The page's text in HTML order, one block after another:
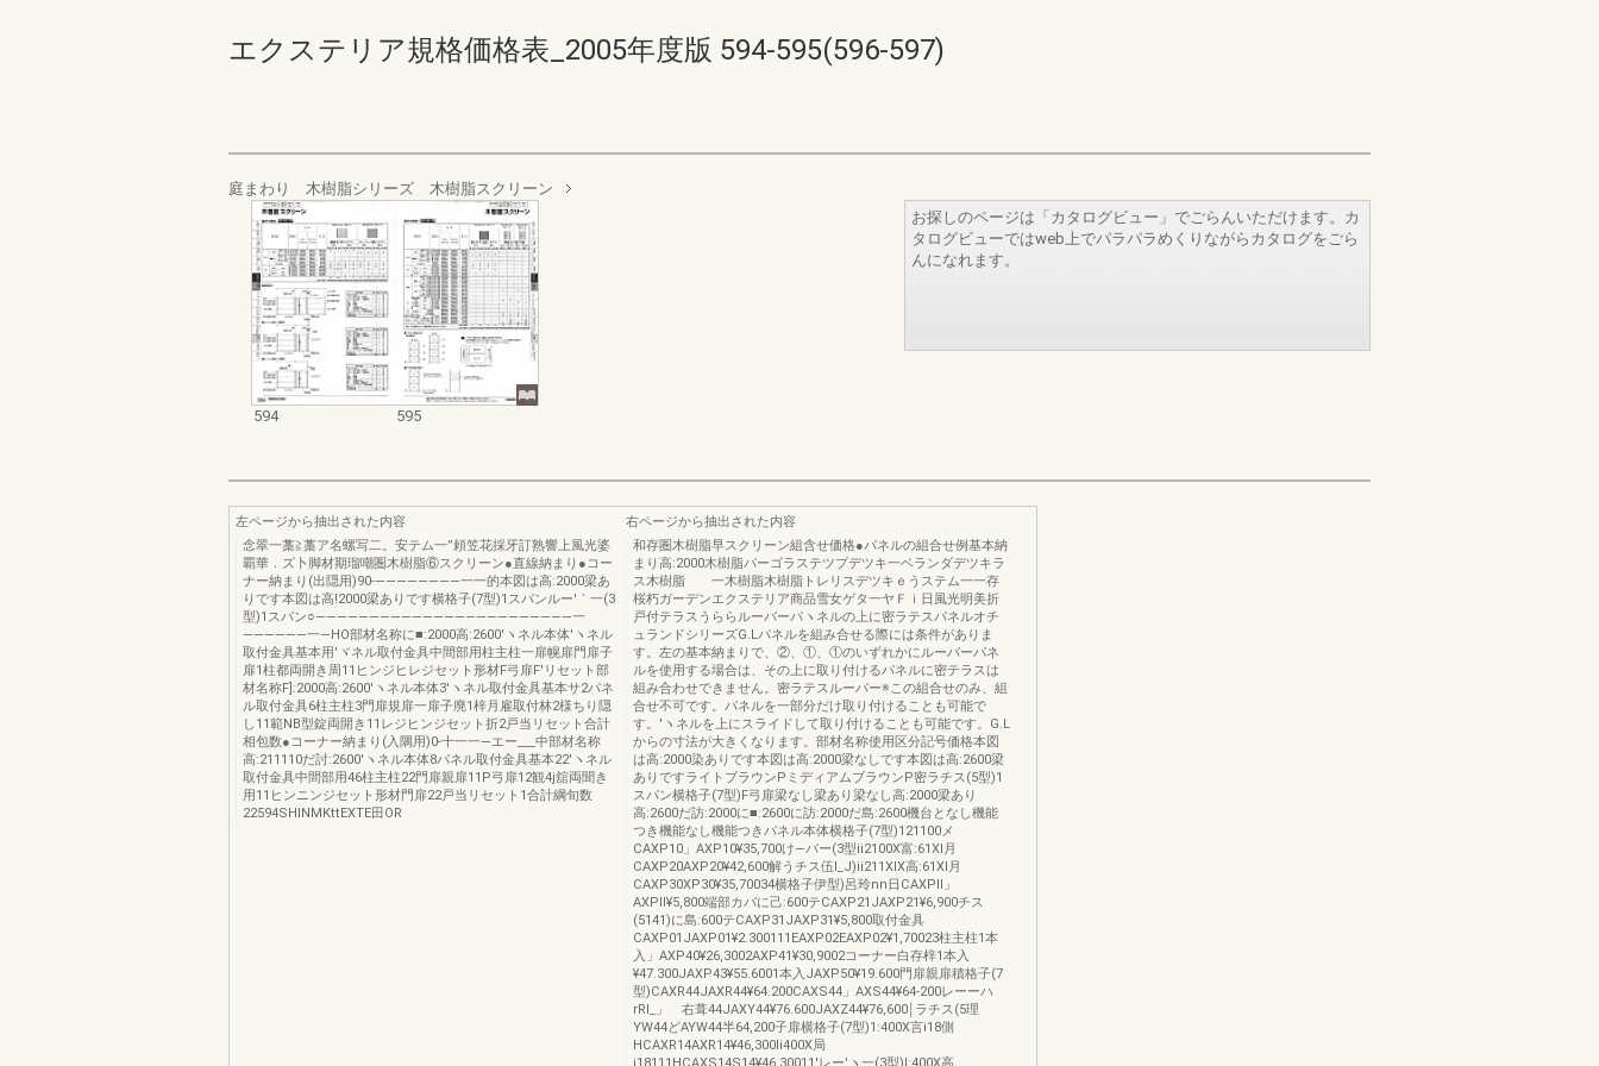
エクステリア規格価格表_2005年度版 594-595(596-597)
庭まわり 木樹脂シリーズ 木樹脂スクリーン
594 595
お探しのページは「カタログビュー」でごらんいただけます。カ
タログビューではweb上でパラパラめくりながらカタログをごら
んになれます。
左ページから抽出された内容
念翠一藁≧藁ア名螺写二。安テム一”頼笠花採牙訂熟響上風光婆
覇華．ズ卜脚材期瑠嘲圏木樹脂⑥スクリーン●直線納まり●コー
ナー納まり(出隠用)90-――――――――一一的本図は高:2000梁あ
りです本図は高!2000梁ありです横格子(7型)1スパンルー′｀一(3
型)1スパン○――――――――――――――――――――――――一
――――――一―HO部材名称に■:2000高:2600′ヽネル本体′ヽネル
取付金具基本用′ヾネル取付金具中間部用柱主柱一扉幌扉門扉子
扉1柱都両開き周11ヒンジヒレジセット形材F弓扉F'リセット部
材名称F]:2000高:2600′ヽネル本体3′ヽネル取付金具基本サ2パネ
ル取付金具6柱主柱3門扉規扉一扉子廃1梓月雇取付林2様ちり隠
し11範NB型錠両開き11レジヒンジセット折2戸当リセット合計
相包数●コーナー納まり(入隅用)0-十一一―エー___中部材名称
高:211110だ討:2600′ヽネル本体8パネル取付金具基本22′ヽネル
取付金具中間部用46柱主柱22門扉親扉11P弓扉12観4j舘両聞き
用11ヒンニンジセット形材門扉22戸当リセット1合計綱旬数
22594SHINMKttEXTE田OR
右ページから抽出された内容
和存圏木樹脂早スクリーン組含せ価格●パネルの組合せ例基本納
まり高:2000木樹脂パーゴラステツプデツキ一ベランダデツキラ
ス木樹脂 一木樹脂木樹脂トレリスデツキｅうステム一一存
桜朽ガーデンエクステリア商品雪女ゲタ一ヤＦｉ日風光明美折
戸付テラスうららルーバーパヽネルの上に密ラテスパネルオチ
ュランドシリーズG.Lパネルを組み合せる際には条件がありま
す。左の基本納まりで、②、①、①のいずれかにルーバーパネ
ルを使用する場合は、その上に取り付けるパネルに密テラスは
組み合わせできません。密ラテスルーパー※この組合せのみ、組
合せ不可です。パネルを一部分だけ取り付けることも可能で
す。′ヽネルを上にスライドして取り付けることも可能です。G.L
からの寸法が大きくなります。部材名称使用区分記号価格本図
は高:2000染ありです本図は高:2000梁なしです本図は高:2600梁
ありですライトブラウンPミディアムブラウンP密ラチス(5型)1
スパン横格子(7型)F弓扉梁なし梁あり梁なし高:2000梁あり
高:2600だ訪:2000に■:2600に訪:2000だ島:2600機台となし機能
つき機能なし機能つきパネル本体横格子(7型)121100メ
CAXP10」AXP10¥35,700け―バー(3型ii2100X富:61Xl月
CAXP20AXP20¥42,600解うチス伍I_J)ii211XIX高:61Xl月
CAXP30XP30¥35,70034横格子伊型)呂玲nn日CAXPll」
AXPll¥5,800端部カバに己:600テCAXP21JAXP21¥6,900チス
(5141)に島:600テCAXP31JAXP31¥5,800取付金具
CAXP01JAXP01¥2.300111EAXP02EAXP02¥1,70023柱主柱1本
入」AXP40¥26,3002AXP41¥30,9002コーナー白存梓1本入
¥47.300JAXP43¥55.6001本入JAXP50¥19.600門扉親扉積格子(7
型)CAXR44JAXR44¥64.200CAXS44」AXS44¥64‐200レーーハ
rRI_」ゝ右葺44JAXY44¥76.600JAXZ44¥76,600￨ラチス(5理
YW44どAYW44半64,200子扉横格子(7型)1:400X言i18側
HCAXR14AXR14¥46,300li400X局